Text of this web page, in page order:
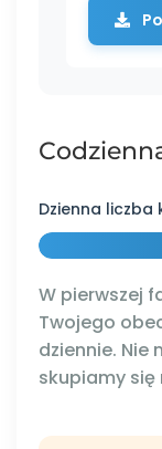
Dzienna liczba
W pierwszej
Twojego
dziennie. Nie
skupiamy się